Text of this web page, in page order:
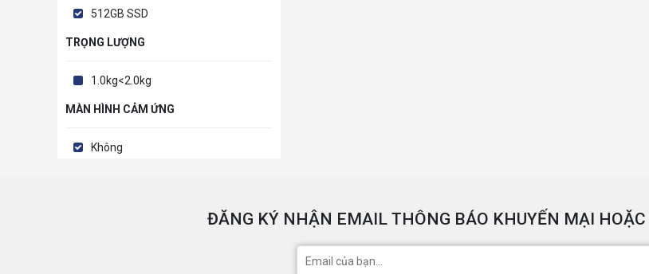
512GB SSD
TRỌNG LƯỢNG
1.0kg<2.0kg
MÀN HÌNH CẢM ỨNG
Không
ĐĂNG KÝ NHẬN EMAIL THÔNG BÁO KHUYẾN MẠI